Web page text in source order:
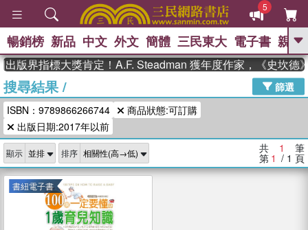
5
GO
高希均教授回憶錄
、 The Odyssey 、 父親節 、 如果歷
史是一群喵 、
登輝時代 、 數學女孩：黎曼猜想 、
偉大的迷走神經
暢銷榜 新品 中文 外文 簡體 三民東大 電子書 親子
版界指標大獎肯定！A.F. Steadman 獲年度作家，《史坎德
搜尋結果/
篩選
ISBN：9789866266744
商品狀態:可訂購
出版日期:2017年以前
顯示 排序 共 1 筆
第 1 / 1 頁
書紐電子書